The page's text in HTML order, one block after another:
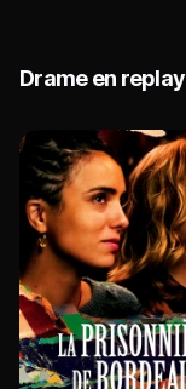
Drame en replay